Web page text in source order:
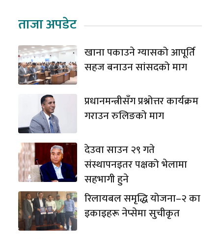
ताजा अपडेट
खाना पकाउने ग्यासको आपूर्ति
सहज बनाउन सांसदको माग
प्रधानमन्त्रीसँग प्रश्नोत्तर कार्यक्रम
गराउन रुलिङको माग
देउवा साउन २९ गते
संस्थापनइतर पक्षको भेलामा
सहभागी हुने
रिलायबल समृद्धि योजना–२ का
इकाइहरू नेप्सेमा सुचीकृत